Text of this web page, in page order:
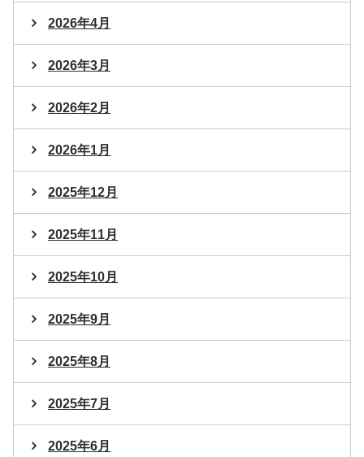
2026年4月
2026年3月
2026年2月
2026年1月
2025年12月
2025年11月
2025年10月
2025年9月
2025年8月
2025年7月
2025年6月